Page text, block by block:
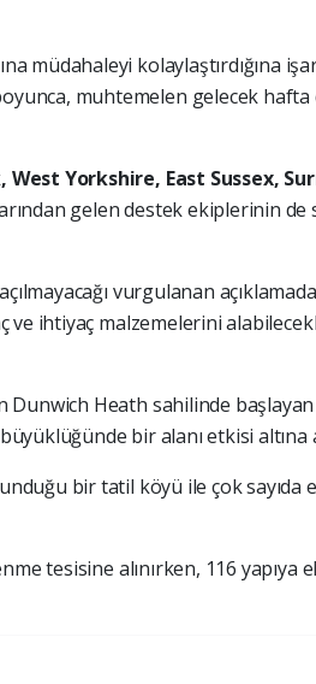
müdahaleyi kolaylaştırdığına
muhtemelen gelecek hafta
Yorkshire, East Sussex,
gelen destek ekiplerinin de
vurgulanan
ve ihtiyaç malzemelerini
Heath sahilinde
bir alanı etkisi altına
bir tatil köyü ile çok sayıda
tesisine alınırken, 116 yapıya